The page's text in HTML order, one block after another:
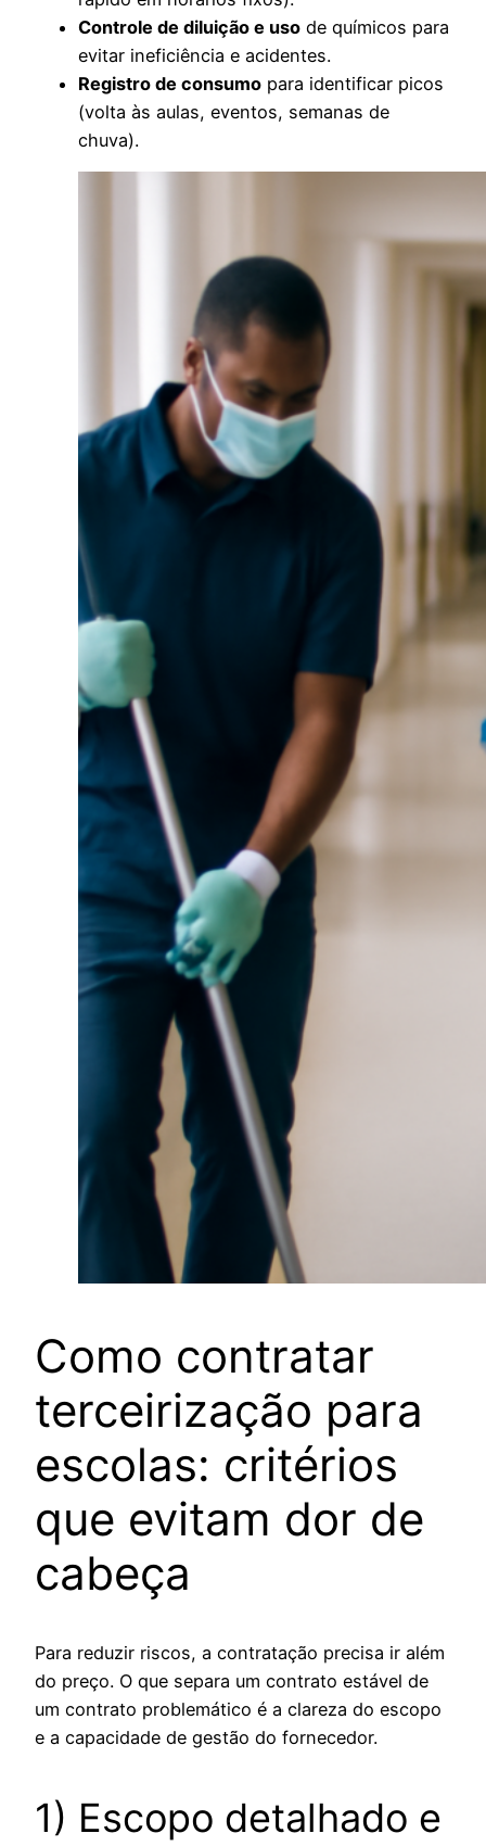
Controle de diluição e uso de químicos para
evitar ineficiência e acidentes.
Registro de consumo para identificar picos
(volta às aulas, eventos, semanas de
chuva).
Como contratar
terceirização para
escolas: critérios
que evitam dor de
cabeça
Para reduzir riscos, a contratação precisa ir além
do preço. O que separa um contrato estável de
um contrato problemático é a clareza do escopo
e a capacidade de gestão do fornecedor.
1) Escopo detalhado e